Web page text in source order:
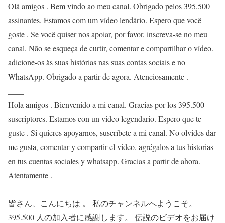
Olá amigos . Bem vindo ao meu canal. Obrigado pelos 395.500
assinantes. Estamos com um vídeo lendário. Espero que você
goste . Se você quiser nos apoiar, por favor, inscreva-se no meu
canal. Não se esqueça de curtir, comentar e compartilhar o vídeo.
adicione-os às suas histórias nas suas contas sociais e no
WhatsApp. Obrigado a partir de agora. Atenciosamente .
Hola amigos . Bienvenido a mi canal. Gracias por los 395.500
suscriptores. Estamos con un video legendario. Espero que te
guste . Si quieres apoyarnos, suscríbete a mi canal. No olvides dar
me gusta, comentar y compartir el video. agrégalos a tus historias
en tus cuentas sociales y whatsapp. Gracias a partir de ahora.
Atentamente .
皆さん、こんにちは 。 私のチャンネルへようこそ。
395.500 人の加入者に感謝します。 伝説のビデオをお届け